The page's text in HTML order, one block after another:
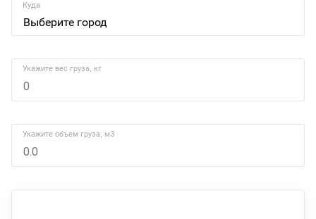
Куда
Укажите вес груза, кг
Укажите объем груза, м3